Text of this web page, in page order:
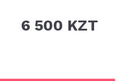
6 500 KZT